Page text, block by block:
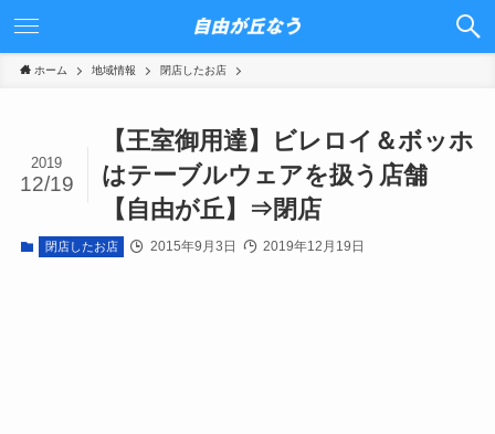
ホーム 地域情報 閉店したお店
【王室御用達】ビレロイ＆ボッホ
はテーブルウェアを扱う店舗
【自由が丘】⇒閉店
2019
12/19
閉店したお店 2015年9月3日 2019年12月19日